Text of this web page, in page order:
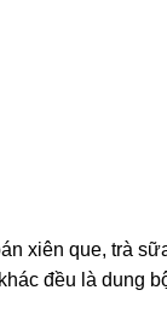
xiên que, trà
đều là dung